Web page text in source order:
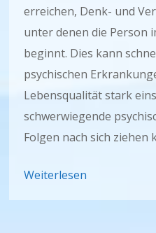
erreichen, Denk- und
unter denen die Person
beginnt. Dies kann
psychischen
Lebensqualität stark
schwerwiegende
Folgen nach sich ziehen
Weiterlesen